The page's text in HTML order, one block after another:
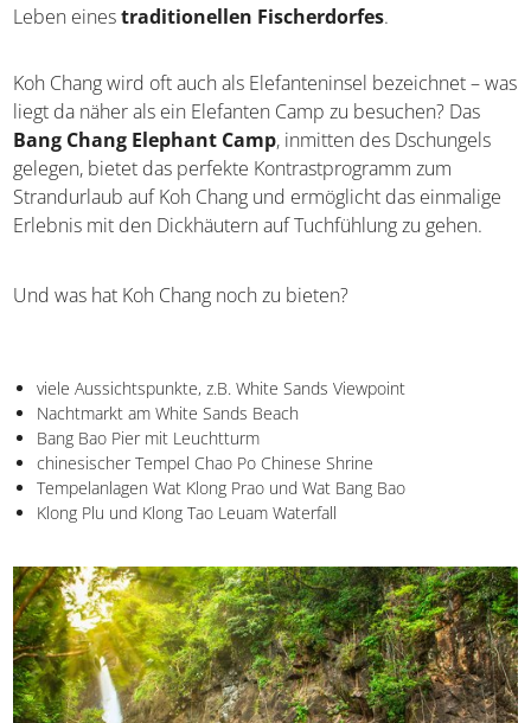
Nationalpark mit verschlungenem Dschungelanteil und ist
gleichnamigen Bucht an der Westküste sollte definitiv auf
der To-do-Liste während eures Urlaubes stehen.
Nur hier bekommt man noch einen seltenen Einblick in
das Leben einestraditionellen Fischerdorfes.
Das Bang Chang Elephant Camp, inmitten des
ermöglicht das einmalige Erlebnis mit den Dickhäutern
auf Tuchfühlung zu gehen.
Und was hat Koh Chang noch zu bieten?
viele Aussichtspunkte, z.B. White Sands Viewpoint
Nachtmarkt am White Sands Beach
Bang Bao Pier mit Leuchtturm
chinesischer Tempel Chao Po Chinese Shrine
Tempelanlagen Wat Klong Prao und Wat Bang Bao
Klong Plu und Klong Tao Leuam Waterfall